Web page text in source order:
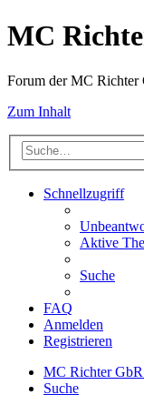
MC
Forum der MC Richter
Zum Inhalt
Schnellzugriff
Aktive
Suche
FAQ
Anmelden
Registrieren
MC Richter GbR
Suche